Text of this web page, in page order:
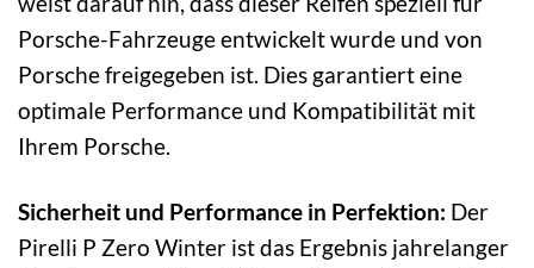
Porsche-Fahrzeuge entwickelt wurde und von
Porsche freigegeben ist. Dies garantiert eine
optimale Performance und Kompatibilität mit
Ihrem Porsche.
Sicherheit und Performance in Perfektion: Der
Pirelli P Zero Winter ist das Ergebnis jahrelanger